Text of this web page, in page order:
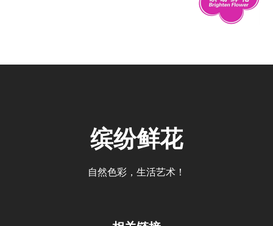
缤纷鲜花
自然色彩，生活艺术！